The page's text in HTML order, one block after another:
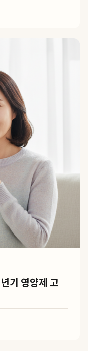
기 영양제 고